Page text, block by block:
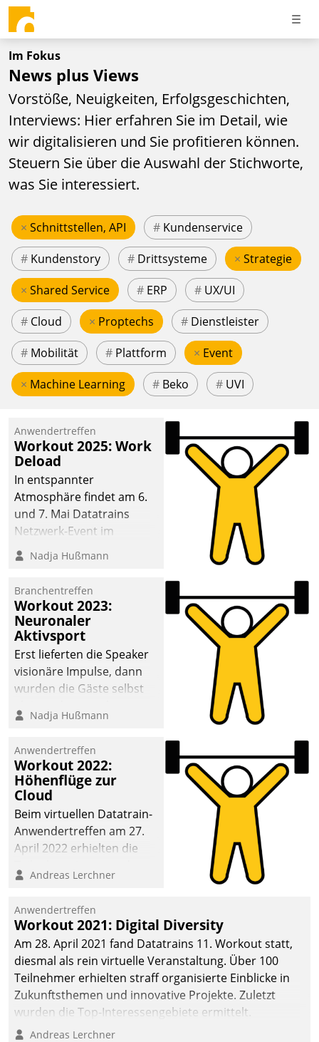
Im Fokus
News plus Views
Vorstöße, Neuigkeiten, Erfolgsgeschichten,
Interviews: Hier erfahren Sie im Detail, wie
wir digitalisieren und Sie profitieren können.
Steuern Sie über die Auswahl der Stichworte,
was Sie interessiert.
× Schnittstellen, API # Kundenservice
# Kundenstory # Drittsysteme × Strategie
× Shared Service # ERP # UX/UI
# Cloud × Proptechs # Dienstleister
# Mobilität # Plattform × Event
× Machine Learning # Beko # UVI
Anwendertreffen
Workout 2025: Work
Deload
In entspannter
Atmosphäre findet am 6.
und 7. Mai Datatrains
Netzwerk-Event im
Kunden- und Partnerkreis
statt. Zentrale Frage: Wie
Mammutprojekte
meistern und Workloads
wuppen – bei zunehmend
anspruchsvollen
Aufgaben und
abnehmendem
Nadja Hußmann
Branchentreffen
Workout 2023:
Neuronaler
Aktivsport
Erst lieferten die Speaker
visionäre Impulse, dann
wurden die Gäste selbst
methodisch
Quartier. Dazwischen
zeigte Datatrain, was es
Neues zu bieten hat.
Nadja Hußmann
Anwendertreffen
Workout 2022:
Höhenflüge zur
Cloud
Beim virtuellen Datatrain-
Anwendertreffen am 27.
April 2022 erhielten die
Teilnehmer kurzweilige
Cloud-Strategien und -
Lösungen mit hohem
Zukunftspotenzial.
Andreas Lerchner
Anwendertreffen
Workout 2021: Digital Diversity
Am 28. April 2021 fand Datatrains 11. Workout statt,
diesmal als rein virtuelle Veranstaltung. Über 100
Teilnehmer erhielten straff organisierte Einblicke in
Zukunftsthemen und innovative Projekte. Zuletzt
wurden die Top-Interessengebiete ermittelt.
Andreas Lerchner